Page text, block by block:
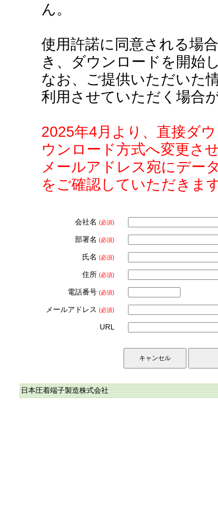
ん。
使用許諾に同意される場
き、ダウンロードを開始
なお、ご提供いただいた
利用させていただく場合
2025年4月より、直接ダ
ウンロード方式へ変更さ
メールアドレス宛にデー
をご確認していただきま
会社名 (必須)
部署名 (必須)
氏名 (必須)
住所 (必須)
電話番号 (必須)
メールアドレス (必須)
URL
日本圧着端子製造株式会社